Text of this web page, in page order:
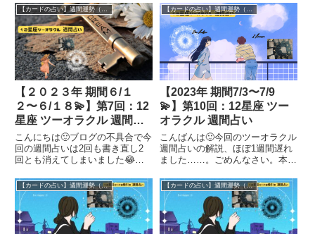
の週間占いをタロットカード７８
枚を使ってツーオラクルで占いま
す💫それではさっそく占っていき
ます🃏✨7／10〜7／...
なっていくようです🍃今回は５/
２２〜５/２８の週間占いをタロ
ットカード７８枚を使ってツーオ
ラクルで占います💫それでは...
【カードの占い】週間運勢（休止中）
【２０２３年 期間６/１
２〜６/１８💫】第7回：12
星座 ツーオラクル 週間占
い
こんにちは🙂ブログの不具合で今
回の週間占いは2回も書き直し2
回とも消えてしまいました😂力
びトライ❗️祈りながら書き進めま
す😂アップが遅れてしまい申し
訳ありませんm(_ _)m今回は６/１
２〜６/１８の週間占いを...
【カードの占い】週間運勢（休止中）
【2023年 期間7/3〜7/9
💫】第10回：12星座 ツー
オラクル 週間占い
こんばんは🙂今回のツーオラクル
週間占いの解説、ほぼ1週間遅れ
ました……。ごめんなさい。本業
移動……色んなことが重なってし
まいました……。楽しみにしてく
ださっている方、もしくは必ず解
説を読んでくださっている方が
い...
【カードの占い】週間運勢（休止中） 【カードの占い】週間運勢（休止中）